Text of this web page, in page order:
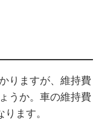
りますが、維持費
うか。車の維持費
ます。